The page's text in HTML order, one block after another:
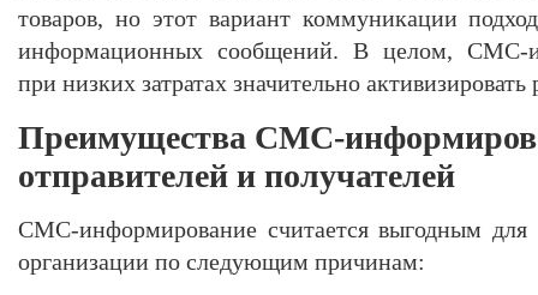
товаров, но этот вариант коммуникации
информационных сообщений. В целом, СМС-
при низких затратах значительно активизировать
Преимущества СМС-
отправителей и получателей
СМС-информирование считается выгодным
организации по следующим причинам: